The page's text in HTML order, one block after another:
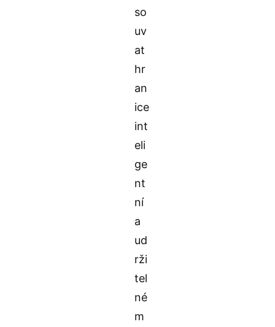
so
uv
at
hr
an
ice
int
eli
ge
nt
ní
a
ud
rži
tel
né
m